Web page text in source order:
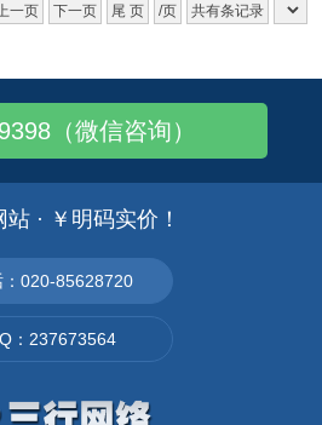
上一页 下一页 尾 页 /页 共有条记录
（微信咨询）
· ￥明码实价！
：020-85628720
：237673564